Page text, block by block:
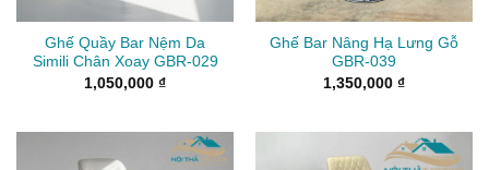
Ghế Quầy Bar Nệm Da
Simili Chân Xoay GBR-029
1,050,000 ₫
Ghế Bar Nâng Hạ Lưng Gỗ
GBR-039
1,350,000 ₫